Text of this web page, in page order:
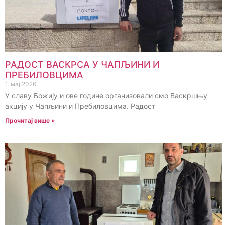
РАДОСТ ВАСКРСА У ЧАПЉИНИ И
ПРЕБИЛОВЦИМА
1. мај 2026.
У славу Божију и ове године организовали смо Васкршњу
акцију у Чапљини и Пребиловцима. Радост
Прочитај више »